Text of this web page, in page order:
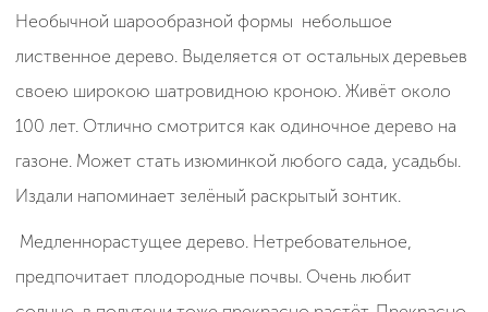
Необычной шарообразной формы небольшое
лиственное дерево. Выделяется от остальных деревьев
своею широкою шатровидною кроною. Живёт около
100 лет. Отлично смотрится как одиночное дерево на
газоне. Может стать изюминкой любого сада, усадьбы.
Издали напоминает зелёный раскрытый зонтик.
Медленнорастущее дерево. Нетребовательное,
предпочитает плодородные почвы. Очень любит